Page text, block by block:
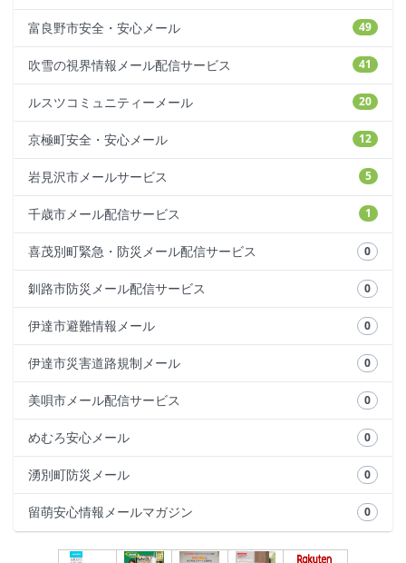
49
富良野市安全・安心メール
41
吹雪の視界情報メール配信サービス
20
ルスツコミュニティーメール
12
京極町安全・安心メール
5
岩見沢市メールサービス
1
千歳市メール配信サービス
0
喜茂別町緊急・防災メール配信サービス
0
釧路市防災メール配信サービス
0
伊達市避難情報メール
0
伊達市災害道路規制メール
0
美唄市メール配信サービス
0
めむろ安心メール
0
湧別町防災メール
0
留萌安心情報メールマガジン